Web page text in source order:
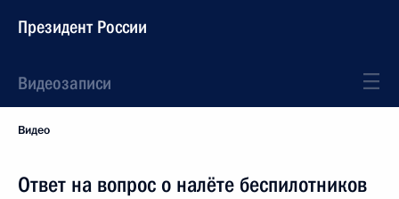
Президент России
Видеозаписи
Видео
Ответ на вопрос о налёте беспилотников